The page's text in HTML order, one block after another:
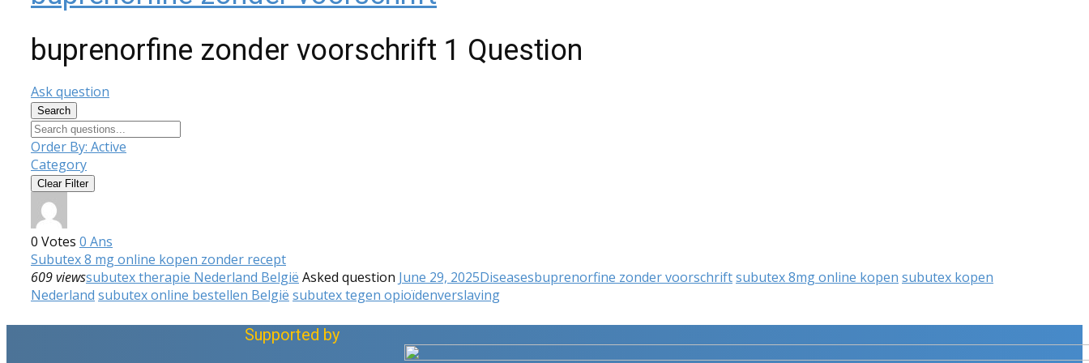
buprenorfine zonder voorschrift 1 Question
Ask question
Search
Order By: Active
Category
Clear Filter
0 Votes 0 Ans
Subutex 8 mg online kopen zonder recept
609 viewssubutex therapie Nederland België Asked question June 29, 2025Diseasesbuprenorfine zonder voorschriftsubutex 8mg online kopen subutex kopen
Nederland subutex online bestellen België subutex tegen opioïdenverslaving
Supported by